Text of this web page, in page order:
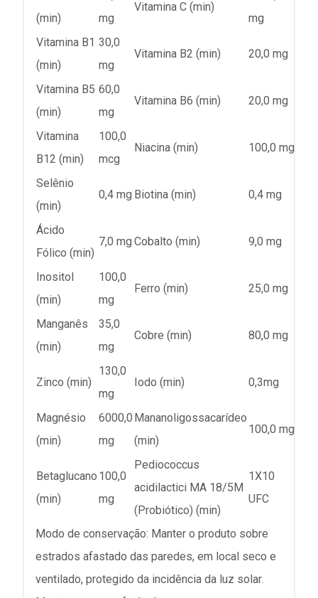
(min)
mg
Vitamina C (min)
mg
Vitamina B1
(min)
30,0
mg
Vitamina B2 (min) 20,0 mg
Vitamina B5
(min)
60,0
mg
Vitamina B6 (min) 20,0 mg
Vitamina
B12 (min)
100,0
mcg
Niacina (min) 100,0 mg
Selênio
(min)
0,4 mg Biotina (min) 0,4 mg
Ácido
Fólico (min)
7,0 mg Cobalto (min) 9,0 mg
Inositol
(min)
100,0
mg
Ferro (min) 25,0 mg
Manganês
(min)
35,0
mg
Cobre (min) 80,0 mg
Zinco (min)
130,0
mg
Iodo (min) 0,3mg
Magnésio
(min)
6000,0
mg
Mananoligossacarídeo
(min)
100,0 mg
Betaglucano
(min)
100,0
mg
Pediococcus
acidilactici MA 18/5M
(Probiótico) (min)
1X10
UFC
Modo de conservação: Manter o produto sobre
estrados afastado das paredes, em local seco e
ventilado, protegido da incidência da luz solar.